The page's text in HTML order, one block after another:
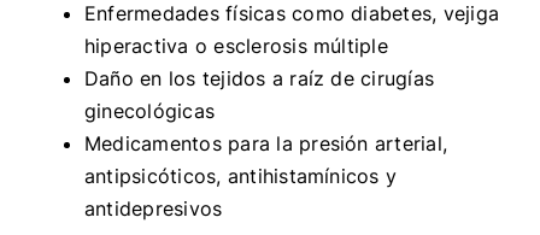
Enfermedades físicas como diabetes, vejiga
hiperactiva o esclerosis múltiple
Daño en los tejidos a raíz de cirugías
ginecológicas
Medicamentos para la presión arterial,
antipsicóticos, antihistamínicos y
antidepresivos